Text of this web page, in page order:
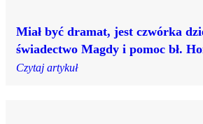
Miał być dramat, jest czwórka
świadectwo Magdy i pomoc bł.
Czytaj artykuł